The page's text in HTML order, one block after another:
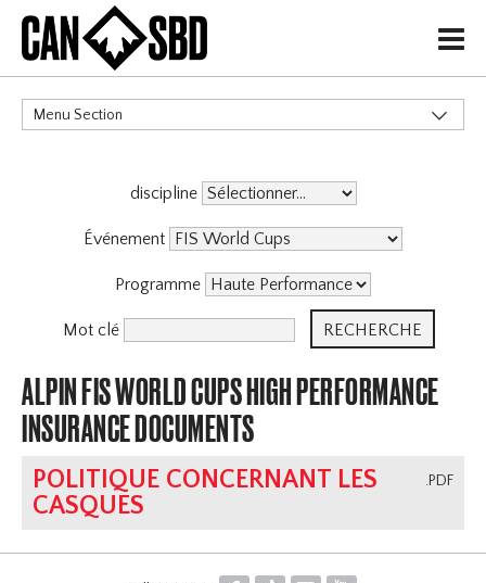
H
Menu Section
discipline
Événement
Programme
Mot clé
ALPIN FIS WORLD CUPS HIGH PERFORMANCE
INSURANCE DOCUMENTS
.PDF
POLITIQUE CONCERNANT LES
CASQUES